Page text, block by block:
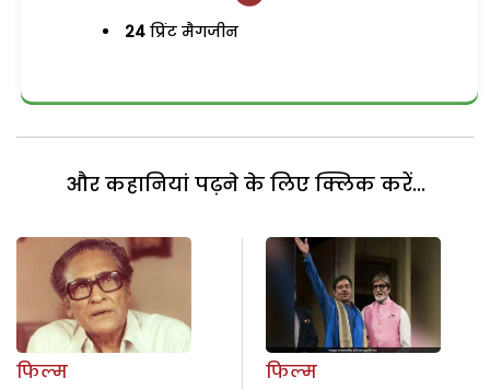
24 प्रिंट मैगजीन
और कहानियां पढ़ने के लिए क्लिक करें...
फिल्म
फिल्म